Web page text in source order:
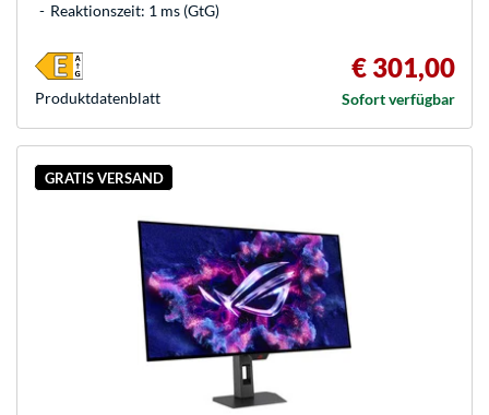
Reaktionszeit: 1 ms (GtG)
€ 301,00
Sofort verfügbar
Produkt­datenblatt
GRATIS VERSAND